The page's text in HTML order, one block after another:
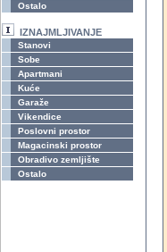
Ostalo
IZNAJMLJIVANJE
Stanovi
Sobe
Apartmani
Kuće
Garaže
Vikendice
Poslovni prostor
Magacinski prostor
Obradivo zemljište
Ostalo